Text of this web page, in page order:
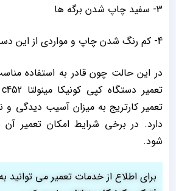
3- سفید چاپ شدن برگه ها
4- کم رنگ شدن چاپ و مواردی از این دست
در این حالت چون قادر به استفاده
تعمیر کارتریج به میزان آسیب دیدگی
دارد. در برخی شرایط امکان تعمیر
شود.
برای اطلاع از خدمات تعمیر می توانید